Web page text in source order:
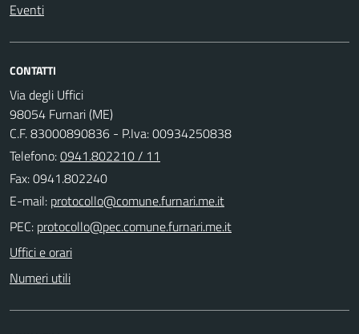
Eventi
CONTATTI
Via degli Uffici
98054 Furnari (ME)
C.F. 83000890836 - P.Iva: 00934250838
Telefono:0941.802210 / 11
Fax: 0941.802240
E-mail:
PEC:
Uffici e orari
Numeri utili